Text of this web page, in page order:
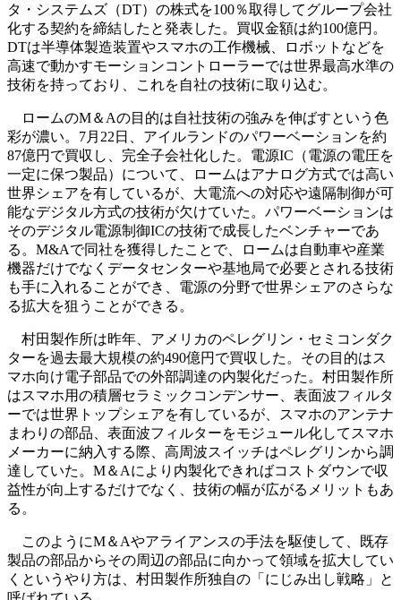
タ・システムズ（DT）の株式を100％取得してグループ会社
化する契約を締結したと発表した。買収金額は約100億円。
DTは半導体製造装置やスマホの工作機械、ロボットなどを
高速で動かすモーションコントローラーでは世界最高水準の
技術を持っており、これを自社の技術に取り込む。
ロームのM＆Aの目的は自社技術の強みを伸ばすという色
彩が濃い。7月22日、アイルランドのパワーベーションを約
87億円で買収し、完全子会社化した。電源IC（電源の電圧を
一定に保つ製品）について、ロームはアナログ方式では高い
世界シェアを有しているが、大電流への対応や遠隔制御が可
能なデジタル方式の技術が欠けていた。パワーベーションは
そのデジタル電源制御ICの技術で成長したベンチャーであ
る。M&Aで同社を獲得したことで、ロームは自動車や産業
機器だけでなくデータセンターや基地局で必要とされる技術
も手に入れることができ、電源の分野で世界シェアのさらな
る拡大を狙うことができる。
村田製作所は昨年、アメリカのペレグリン・セミコンダク
ターを過去最大規模の約490億円で買収した。その目的はス
マホ向け電子部品での外部調達の内製化だった。村田製作所
はスマホ用の積層セラミックコンデンサー、表面波フィルタ
ーでは世界トップシェアを有しているが、スマホのアンテナ
まわりの部品、表面波フィルターをモジュール化してスマホ
メーカーに納入する際、高周波スイッチはペレグリンから調
達していた。M＆Aにより内製化できればコストダウンで収
益性が向上するだけでなく、技術の幅が広がるメリットもあ
る。
このようにM＆Aやアライアンスの手法を駆使して、既存
製品の部品からその周辺の部品に向かって領域を拡大してい
くというやり方は、村田製作所独自の「にじみ出し戦略」と